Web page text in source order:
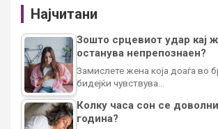
Најчитани
Зошто срцевиот удар кај
останува непрепознаен?
Замислете жена која доаѓа во
бидејќи чувствува…
Колку часа сон се
година?